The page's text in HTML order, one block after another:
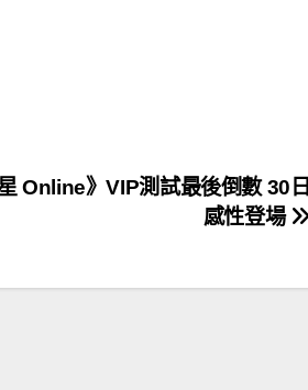
Online》VIP測試最後倒數 30日
感性登場